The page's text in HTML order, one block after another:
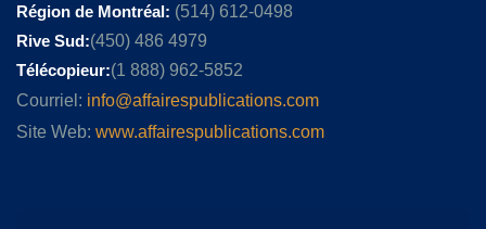
Région de Montréal: (514) 612-0498
Rive Sud:(450) 486 4979
Télécopieur:(1 888) 962-5852
Courriel: info@affairespublications.com
Site Web: www.affairespublications.com